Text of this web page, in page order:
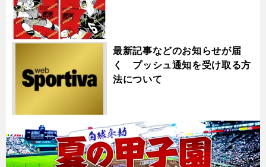
最新記事などのお知らせが届
く プッシュ通知を受け取る方
法について